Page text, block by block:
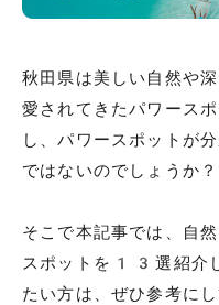
秋田県は美しい自然や
愛されてきたパワース
し、パワースポットが
ではないのでしょうか？
そこで本記事では、自
スポットを13選紹介
たい方は、ぜひ参考